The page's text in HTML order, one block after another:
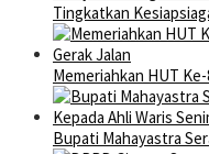
Tingkatkan
Memeriahkan HUT
Bupati Mahayastra